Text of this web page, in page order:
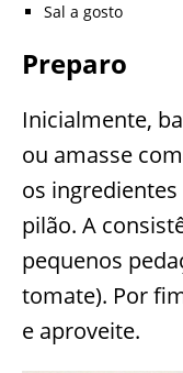
Sal a gosto
Preparo
Inicialmente,
ou amasse
os
pilão. A
pequenos
tomate). Por
e aproveite.